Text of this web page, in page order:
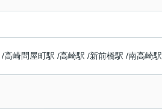
/高崎問屋町駅 /高崎駅 /新前橋駅 /南高崎駅